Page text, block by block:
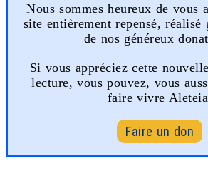
Nous sommes heureux de vous
site entièrement repensé, réalisé
de nos généreux
Si vous appréciez cette
lecture, vous pouvez, vous
faire vivre
Faire un don